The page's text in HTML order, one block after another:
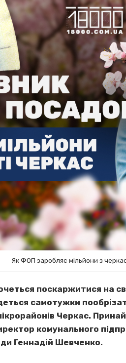
Як ФОП заробляє мільйони з
поскаржитися на
самотужки
Черкас.
комунального
Геннадій Шевченко.